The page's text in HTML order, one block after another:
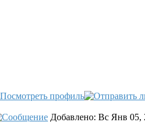
Добавлено: Вс Янв 05,